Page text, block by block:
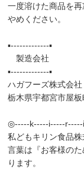
一度溶けた商品を
やめください。
▪️-------------▪️
製造会社
▪️-------------▪️
ハガフーズ株式会社
栃木県宇都宮市屋
◎-----k-----i-----
私どもキリン食品
言葉は『お客様の
ります。